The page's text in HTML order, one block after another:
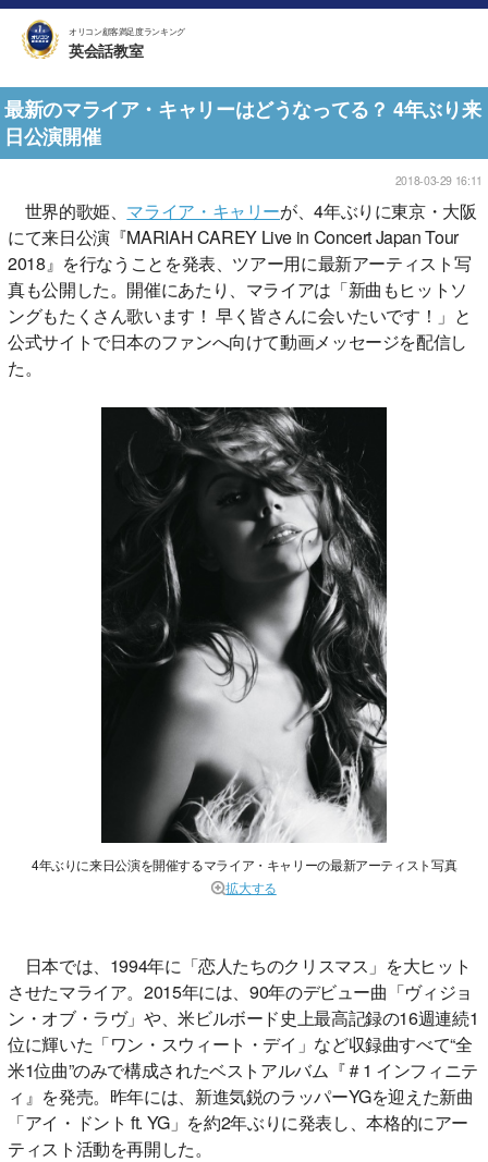
オリコン顧客満足度ランキング
英会話教室
最新のマライア・キャリーはどうなってる？ 4年ぶり来
日公演開催
2018-03-29 16:11
世界的歌姫、 マライア・キャリーが、4年ぶりに東京・大阪
にて来日公演『MARIAH CAREY Live in Concert Japan Tour
2018』を行なうことを発表、ツアー用に最新アーティスト写
真も公開した。開催にあたり、マライアは「新曲もヒットソ
ングもたくさん歌います！ 早く皆さんに会いたいです！」と
公式サイトで日本のファンへ向けて動画メッセージを配信し
た。
4年ぶりに来日公演を開催するマライア・キャリーの最新アーティスト写真
拡大する
日本では、1994年に「恋人たちのクリスマス」を大ヒット
させたマライア。2015年には、90年のデビュー曲「ヴィジョ
ン・オブ・ラヴ」や、米ビルボード史上最高記録の16週連続1
位に輝いた「ワン・スウィート・デイ」など収録曲すべて“全
米1位曲”のみで構成されたベストアルバム『＃1 インフィニテ
ィ』を発売。昨年には、新進気鋭のラッパーYGを迎えた新曲
「アイ・ドント ft. YG」を約2年ぶりに発表し、本格的にアー
ティスト活動を再開した。